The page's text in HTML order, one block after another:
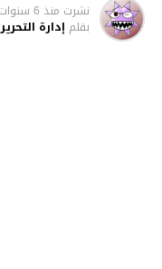
نشرت منذ 6 سنوات
بقلم إدارة التحرير